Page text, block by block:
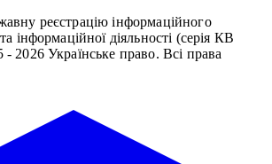
реєстрацію інформаційного
інформаційної діяльності (серія КВ
2026 Українське право. Всі права